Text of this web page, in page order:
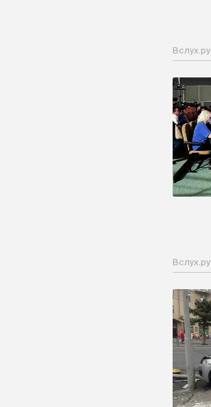
Вслух.ру
Вслух.ру